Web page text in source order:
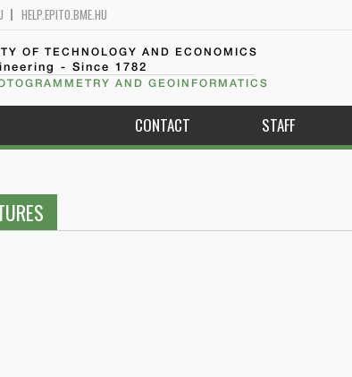
HELP.EPITO.BME.HU
OF TECHNOLOGY AND ECONOMICS
- Since 1782
AND GEOINFORMATICS
CONTACT STAFF